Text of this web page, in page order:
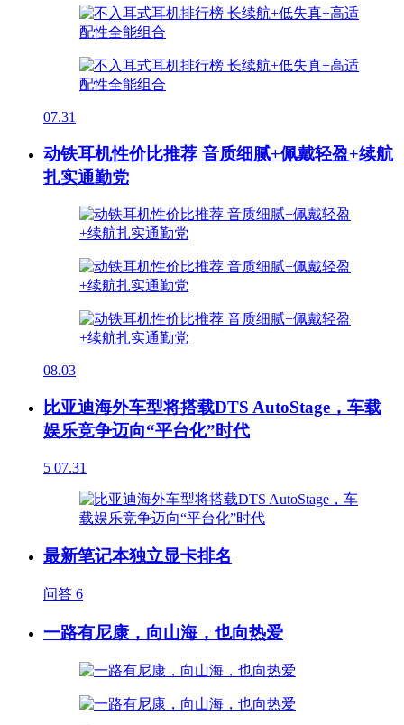
07.31
动铁耳机性价比推荐 音质细腻+佩戴轻盈+续航
扎实通勤党
08.03
比亚迪海外车型将搭载DTS AutoStage，车载
娱乐竞争迈向“平台化”时代
5 07.31
最新笔记本独立显卡排名
问答 6
一路有尼康，向山海，也向热爱